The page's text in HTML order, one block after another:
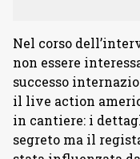
Nel corso
non essere
successo
il live action
in cantiere: i
segreto ma il